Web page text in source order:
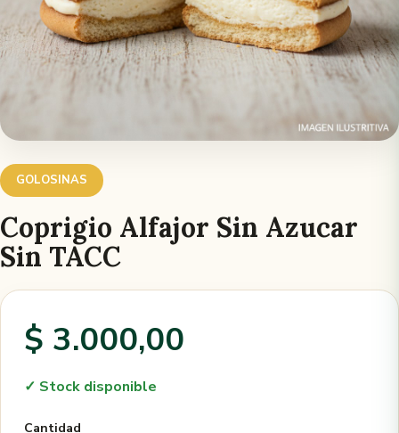
GOLOSINAS
Coprigio Alfajor Sin Azucar
Sin TACC
$ 3.000,00
✓ Stock disponible
Cantidad